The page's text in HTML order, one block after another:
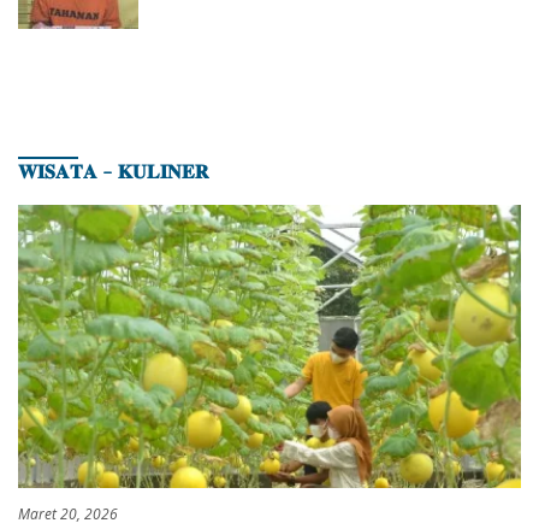
𝐖𝐈𝐒𝐀𝐓𝐀 – 𝐊𝐔𝐋𝐈𝐍𝐄𝐑
Maret 20, 2026